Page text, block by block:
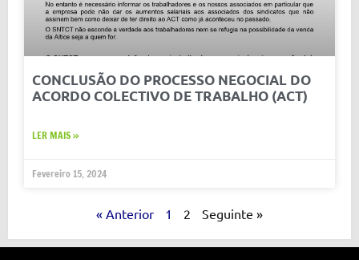
CONCLUSÃO DO PROCESSO NEGOCIAL DO
ACORDO COLECTIVO DE TRABALHO (ACT)
LER MAIS »
Fevereiro 15, 2024
« Anterior 1 2 Seguinte »